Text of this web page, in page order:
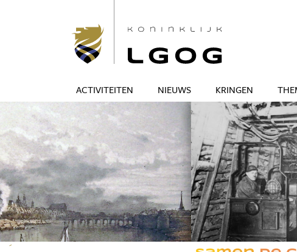
ACTIVITEITEN NIEUWS KRINGEN